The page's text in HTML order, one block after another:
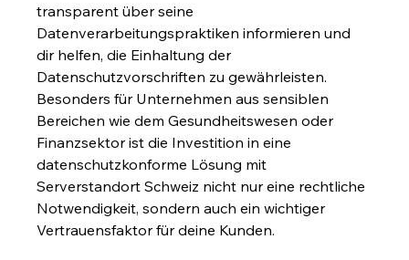
transparent über seine
Datenverarbeitungspraktiken informieren und
dir helfen, die Einhaltung der
Datenschutzvorschriften zu gewährleisten.
Besonders für Unternehmen aus sensiblen
Bereichen wie dem Gesundheitswesen oder
Finanzsektor ist die Investition in eine
datenschutzkonforme Lösung mit
Serverstandort Schweiz nicht nur eine rechtliche
Notwendigkeit, sondern auch ein wichtiger
Vertrauensfaktor für deine Kunden.